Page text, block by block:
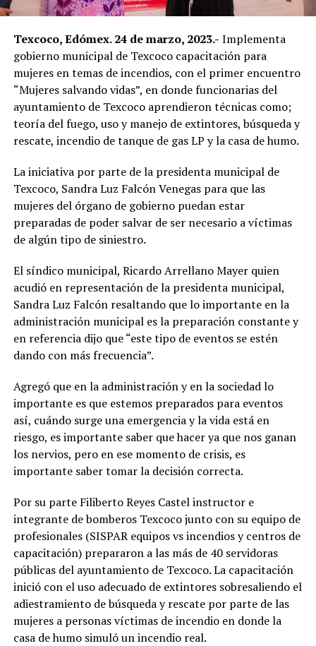
Texcoco, Edómex. 24 de marzo, 2023.- Implementa
gobierno municipal de Texcoco capacitación para
mujeres en temas de incendios, con el primer encuentro
“Mujeres salvando vidas”, en donde funcionarias del
ayuntamiento de Texcoco aprendieron técnicas como;
teoría del fuego, uso y manejo de extintores, búsqueda y
rescate, incendio de tanque de gas LP y la casa de humo.
La iniciativa por parte de la presidenta municipal de
Texcoco, Sandra Luz Falcón Venegas para que las
mujeres del órgano de gobierno puedan estar
preparadas de poder salvar de ser necesario a víctimas
de algún tipo de siniestro.
El síndico municipal, Ricardo Arrellano Mayer quien
acudió en representación de la presidenta municipal,
Sandra Luz Falcón resaltando que lo importante en la
administración municipal es la preparación constante y
en referencia dijo que “este tipo de eventos se estén
dando con más frecuencia”.
Agregó que en la administración y en la sociedad lo
importante es que estemos preparados para eventos
así, cuándo surge una emergencia y la vida está en
riesgo, es importante saber que hacer ya que nos ganan
los nervios, pero en ese momento de crisis, es
importante saber tomar la decisión correcta.
Por su parte Filiberto Reyes Castel instructor e
integrante de bomberos Texcoco junto con su equipo de
profesionales (SISPAR equipos vs incendios y centros de
capacitación) prepararon a las más de 40 servidoras
públicas del ayuntamiento de Texcoco. La capacitación
inició con el uso adecuado de extintores sobresaliendo el
adiestramiento de búsqueda y rescate por parte de las
mujeres a personas víctimas de incendio en donde la
casa de humo simuló un incendio real.